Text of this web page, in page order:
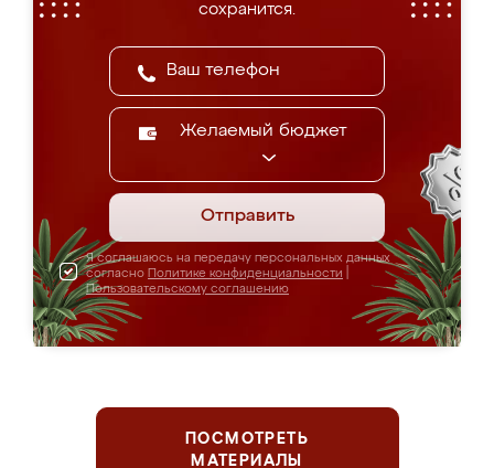
сохранится.
Желаемый бюджет
Отправить
Я соглашаюсь на передачу персональных данных
согласно Политике конфиденциальности
Пользовательскому соглашению
ПОСМОТРЕТЬ
МАТЕРИАЛЫ